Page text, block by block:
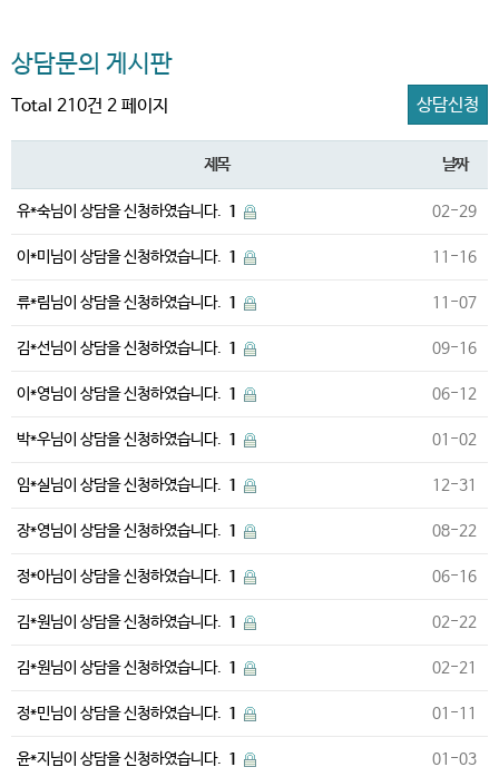
상담문의 게시판
Total 210건 2 페이지 상담신청
제목 날짜
유*숙님이 상담을 신청하였습니다. 1 02-29
이*미님이 상담을 신청하였습니다. 1 11-16
류*림님이 상담을 신청하였습니다. 1 11-07
김*선님이 상담을 신청하였습니다. 1 09-16
이*영님이 상담을 신청하였습니다. 1 06-12
박*우님이 상담을 신청하였습니다. 1 01-02
임*실님이 상담을 신청하였습니다. 1 12-31
장*영님이 상담을 신청하였습니다. 1 08-22
정*아님이 상담을 신청하였습니다. 1 06-16
김*원님이 상담을 신청하였습니다. 1 02-22
김*원님이 상담을 신청하였습니다. 1 02-21
정*민님이 상담을 신청하였습니다. 1 01-11
윤*지님이 상담을 신청하였습니다. 1 01-03